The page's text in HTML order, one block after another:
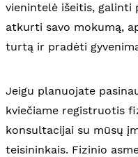
vienintelė išeitis, galinti
atkurti savo mokumą,
turtą ir pradėti
Jeigu planuojate
kviečiame registruotis
konsultacijai su mūsų
teisininkais. Fizinio